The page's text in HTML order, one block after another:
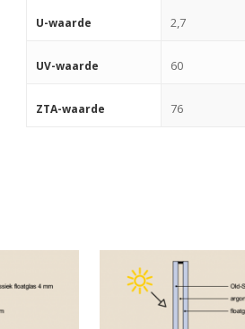
U-waarde 2,7
UV-waarde 60
ZTA-waarde 76